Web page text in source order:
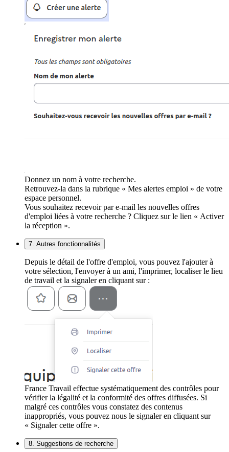
Donnez un nom à votre recherche.
Retrouvez-la dans la rubrique « Mes alertes emploi » de votre
espace personnel.
Vous souhaitez recevoir par e-mail les nouvelles offres
d'emploi liées à votre recherche ? Cliquez sur le lien « Activer
la réception ».
7. Autres fonctionnalités
Depuis le détail de l'offre d'emploi, vous pouvez l'ajouter à
votre sélection, l'envoyer à un ami, l'imprimer, localiser le lieu
de travail et la signaler en cliquant sur :
France Travail effectue systématiquement des contrôles pour
vérifier la légalité et la conformité des offres diffusées. Si
malgré ces contrôles vous constatez des contenus
inappropriés, vous pouvez nous le signaler en cliquant sur
« Signaler cette offre ».
8. Suggestions de recherche